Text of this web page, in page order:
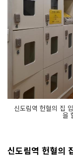
신도림역 헌혈의 집
을
신도림역 헌혈의